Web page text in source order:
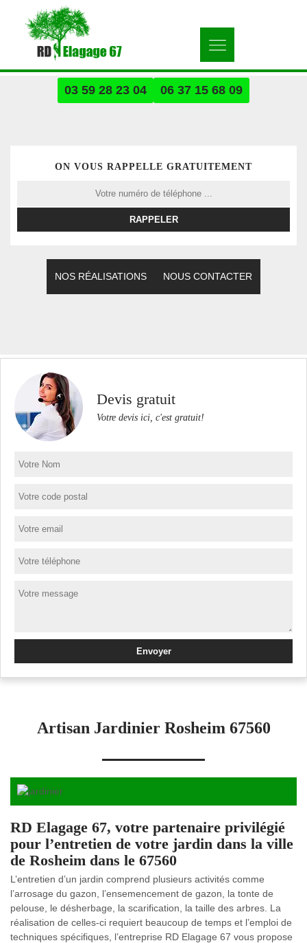
03 59 28 23 04 06 37 15 68 09
ON VOUS RAPPELLE GRATUITEMENT
NOS RÉALISATIONS NOUS CONTACTER
Devis gratuit
Votre devis ici, c'est gratuit!
Artisan Jardinier Rosheim 67560
RD Elagage 67, votre partenaire privilégié
pour l’entretien de votre jardin dans la ville
de Rosheim dans le 67560
L’entretien d’un jardin comprend plusieurs activités comme
l’arrosage du gazon, l’ensemencement de gazon, la tonte de
pelouse, le désherbage, la scarification, la taille des arbres. La
réalisation de celles-ci requiert beaucoup de temps et l’emploi de
techniques spécifiques, l’entreprise RD Elagage 67 vous propose